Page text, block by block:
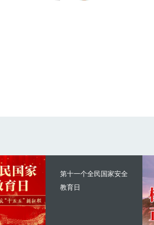
第十一个全民国家安全
教育日